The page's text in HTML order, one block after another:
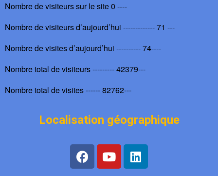
Nombre de visiteurs sur le site 0 ----
Nombre de visiteurs d’aujourd’hui ------------- 71 ---
Nombre de visites d’aujourd’hui ---------- 74----
Nombre total de visiteurs --------- 42379---
Nombre total de visites ------ 82762---
Localisation géographique